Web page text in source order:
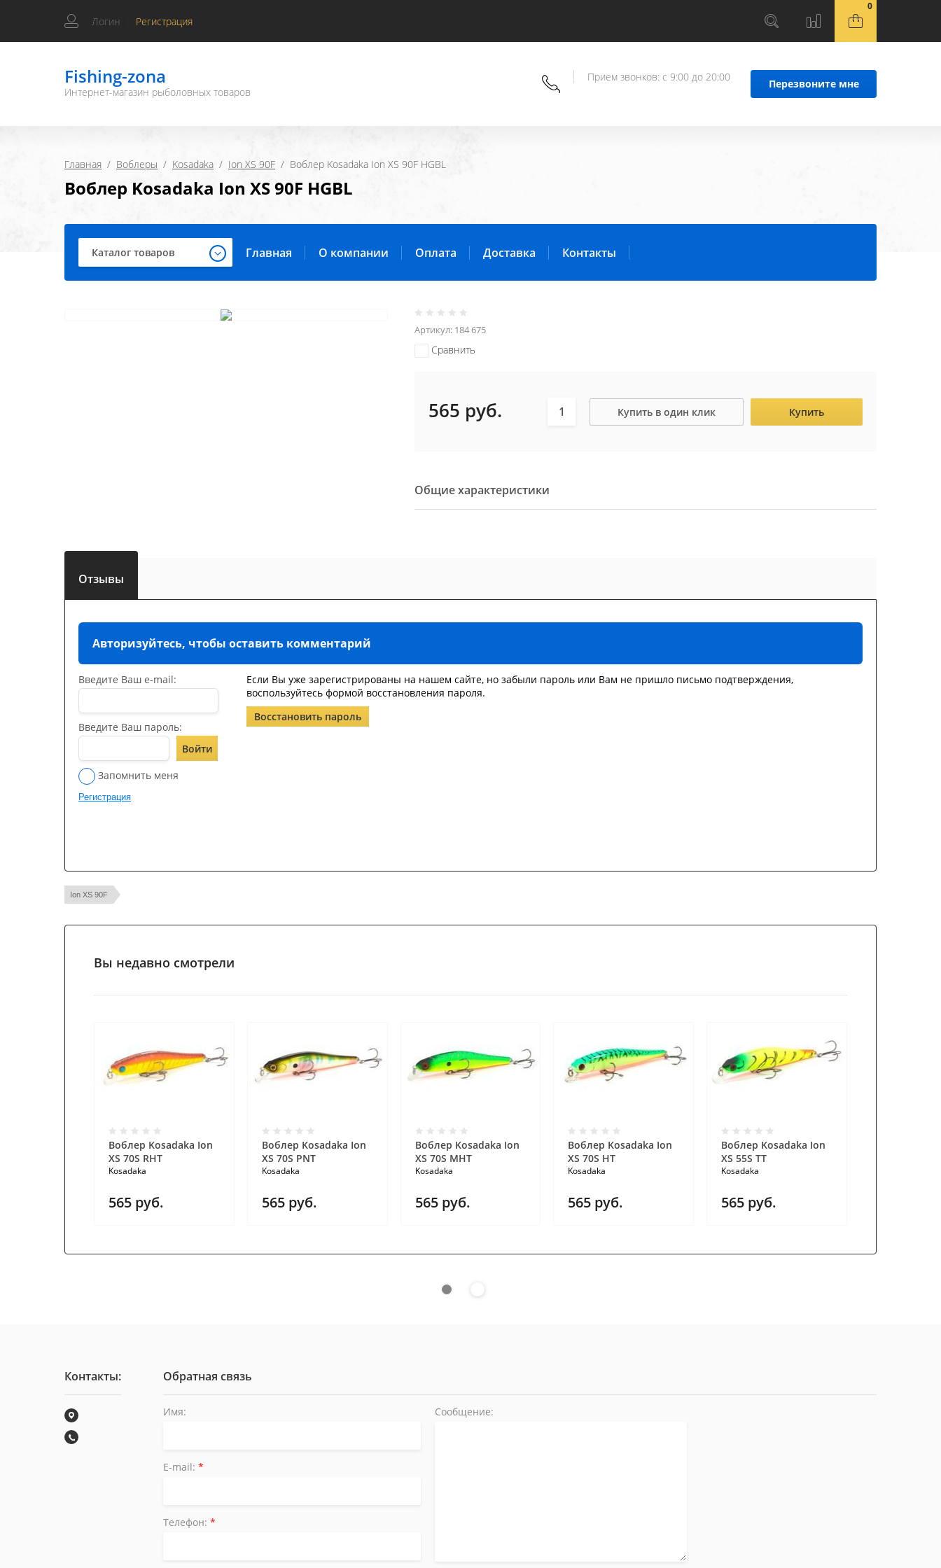
Логин Регистрация
0
Fishing-zona
Интернет-магазин рыболовных товаров
Прием звонков: с 9:00 до 20:00
Перезвоните мне
Главная
  /
Воблеры
  /
Kosadaka
  /
Ion XS 90F
  /  Воблер Kosadaka Ion XS 90F HGBL
Воблер Kosadaka Ion XS 90F HGBL
Каталог товаров Главная О компании Оплата Доставка Контакты
Артикул: 184 675
Сравнить
565 руб. Купить в один клик Купить
Общие характеристики
Отзывы
Авторизуйтесь, чтобы оставить комментарий
Введите Ваш e-mail:
Введите Ваш пароль:
Войти
Запомнить меня
Регистрация
Если Вы уже зарегистрированы на нашем сайте, но забыли пароль или Вам не пришло письмо подтверждения,
воспользуйтесь формой восстановления пароля.
Восстановить пароль
Ion XS 90F
Вы недавно смотрели
Воблер Kosadaka Ion
XS 70S RHT
Kosadaka
565 руб.
Воблер Kosadaka Ion
XS 70S PNT
Kosadaka
565руб.
Воблер Kosadaka Ion
XS 70S MHT
Kosadaka
565руб.
Воблер Kosadaka Ion
XS 70S HT
Kosadaka
565 руб.
Воблер Kosadaka Ion
XS 55S TT
Kosadaka
565 руб.
Контакты: Обратная связь
Имя:
E-mail: *
Телефон: *
Сообщение: